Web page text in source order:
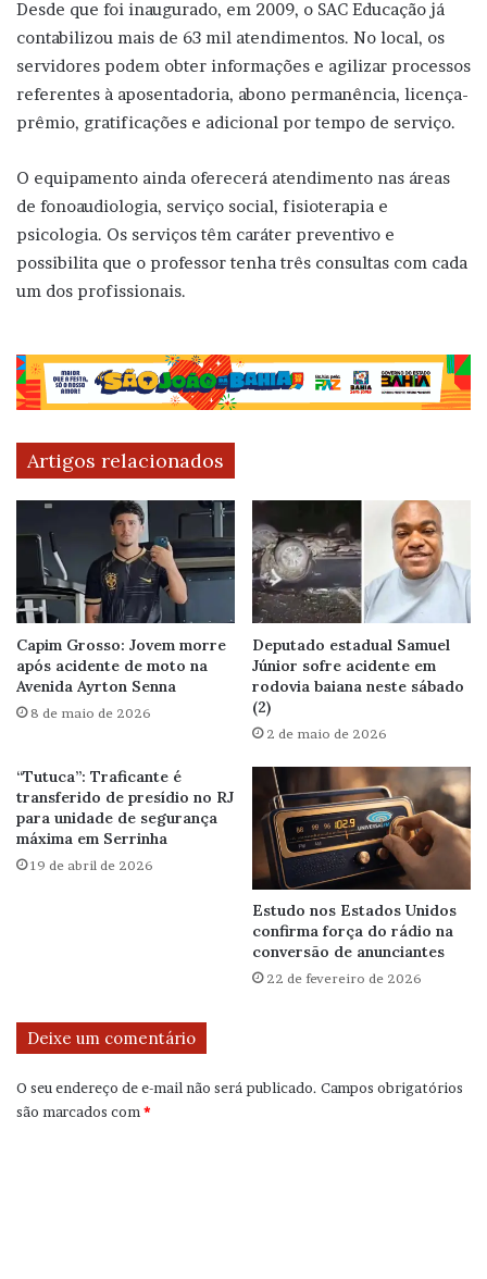
Desde que foi inaugurado, em 2009, o SAC Educação já
contabilizou mais de 63 mil atendimentos. No local, os
servidores podem obter informações e agilizar processos
referentes à aposentadoria, abono permanência, licença-
prêmio, gratificações e adicional por tempo de serviço.
O equipamento ainda oferecerá atendimento nas áreas
de fonoaudiologia, serviço social, fisioterapia e
psicologia. Os serviços têm caráter preventivo e
possibilita que o professor tenha três consultas com cada
um dos profissionais.
Artigos relacionados
Capim Grosso: Jovem morre
após acidente de moto na
Avenida Ayrton Senna
8 de maio de 2026
Deputado estadual Samuel
Júnior sofre acidente em
rodovia baiana neste sábado
(2)
2 de maio de 2026
“Tutuca”: Traficante é
transferido de presídio no RJ
para unidade de segurança
máxima em Serrinha
19 de abril de 2026
Estudo nos Estados Unidos
confirma força do rádio na
conversão de anunciantes
22 de fevereiro de 2026
Deixe um comentário
O seu endereço de e-mail não será publicado. Campos obrigatórios
são marcados com*